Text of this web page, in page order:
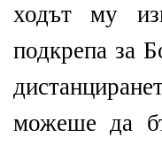
ходът му
подкрепа за
можеше да